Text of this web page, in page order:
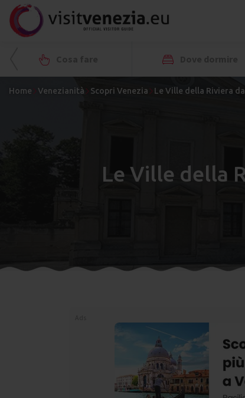
Home Venezianità Scopri Venezia Le Ville della Riviera
Le Ville della